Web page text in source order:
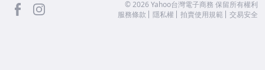
facebook ©2026 Yahoo台灣電子商務 保留所有權利
服務條款
隱私權 拍賣使用規範 交易安全